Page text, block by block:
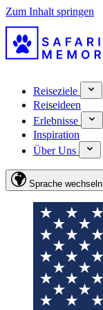
Zum Inhalt springen
Reiseziele
Reiseideen
Erlebnisse
Inspiration
Über Uns
Sprache wechseln